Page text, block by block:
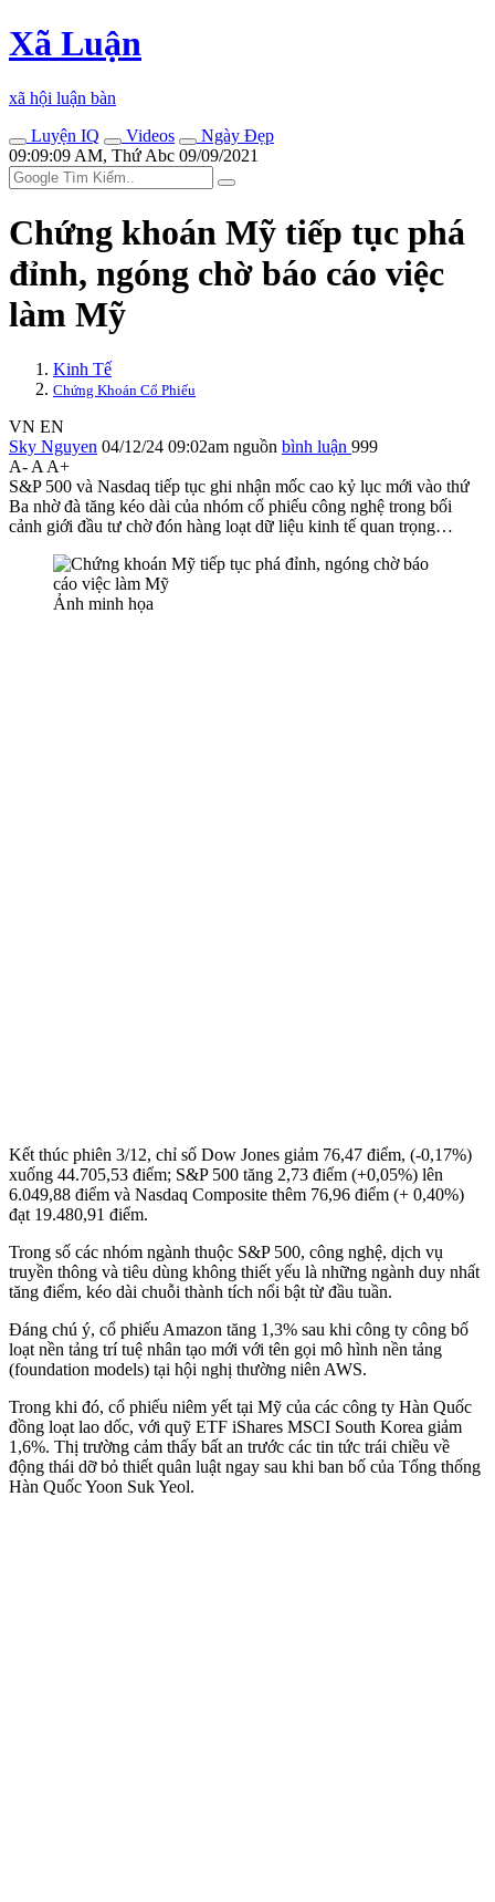
Xã Luận
xã hội luận bàn
Luyện IQ
Videos
Ngày Đẹp
09:09:09 AM, Thứ Abc 09/09/2021
Chứng khoán Mỹ tiếp tục phá
đỉnh, ngóng chờ báo cáo việc
làm Mỹ
Kinh Tế
Chứng Khoán Cổ Phiếu
VN EN
Sky Nguyen 04/12/24 09:02am nguồn bình luận 999
A- A A+
S&P 500 và Nasdaq tiếp tục ghi nhận mốc cao kỷ lục mới vào thứ
Ba nhờ đà tăng kéo dài của nhóm cổ phiếu công nghệ trong bối
cảnh giới đầu tư chờ đón hàng loạt dữ liệu kinh tế quan trọng…
Ảnh minh họa
Kết thúc phiên 3/12, chỉ số Dow Jones giảm 76,47 điểm, (-0,17%)
xuống 44.705,53 điểm; S&P 500 tăng 2,73 điểm (+0,05%) lên
6.049,88 điểm và Nasdaq Composite thêm 76,96 điểm (+ 0,40%)
đạt 19.480,91 điểm.
Trong số các nhóm ngành thuộc S&P 500, công nghệ, dịch vụ
truyền thông và tiêu dùng không thiết yếu là những ngành duy nhất
tăng điểm, kéo dài chuỗi thành tích nổi bật từ đầu tuần.
Đáng chú ý, cổ phiếu Amazon tăng 1,3% sau khi công ty công bố
loạt nền tảng trí tuệ nhân tạo mới với tên gọi mô hình nền tảng
(foundation models) tại hội nghị thường niên AWS.
Trong khi đó, cổ phiếu niêm yết tại Mỹ của các công ty Hàn Quốc
đồng loạt lao dốc, với quỹ ETF iShares MSCI South Korea giảm
1,6%. Thị trường cảm thấy bất an trước các tin tức trái chiều về
động thái dỡ bỏ thiết quân luật ngay sau khi ban bố của Tổng thống
Hàn Quốc Yoon Suk Yeol.